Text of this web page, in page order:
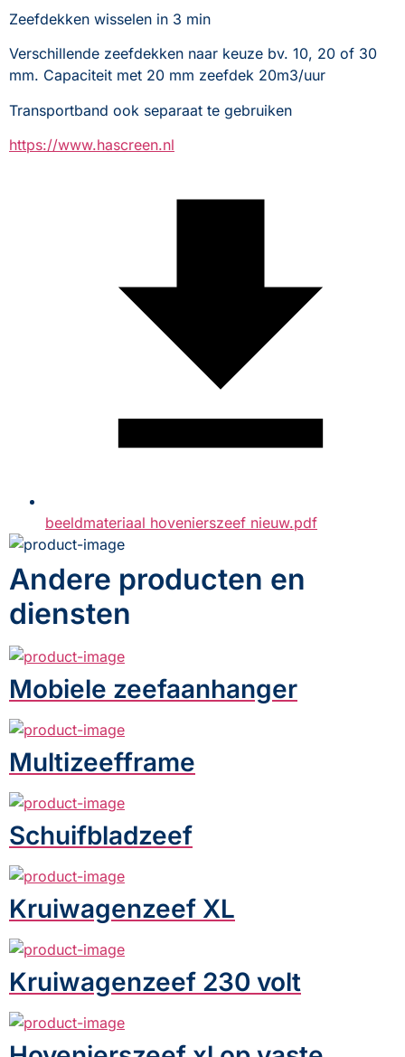
Zeefdekken wisselen in 3 min
Verschillende zeefdekken naar keuze bv. 10, 20 of 30
mm. Capaciteit met 20 mm zeefdek 20m3/uur
Transportband ook separaat te gebruiken
https://www.hascreen.nl
beeldmateriaal hovenierszeef nieuw.pdf
Andere producten en
diensten
Mobiele zeefaanhanger
Multizeefframe
Schuifbladzeef
Kruiwagenzeef XL
Kruiwagenzeef 230 volt